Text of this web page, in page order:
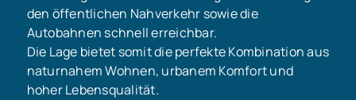
den öffentlichen Nahverkehr sowie die
Autobahnen schnell erreichbar.
Die Lage bietet somit die perfekte Kombination aus
naturnahem Wohnen, urbanem Komfort und
hoher Lebensqualität.